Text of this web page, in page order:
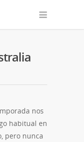
nos
habitual en
pero nunca